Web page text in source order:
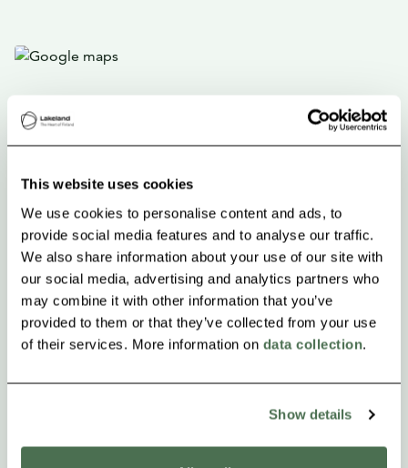
This website uses cookies
We use cookies to personalise content and ads, to
provide social media features and to analyse our traffic.
We also share information about your use of our site with
our social media, advertising and analytics partners who
may combine it with other information that you’ve
provided to them or that they’ve collected from your use
of their services. More information on data collection.
Show details